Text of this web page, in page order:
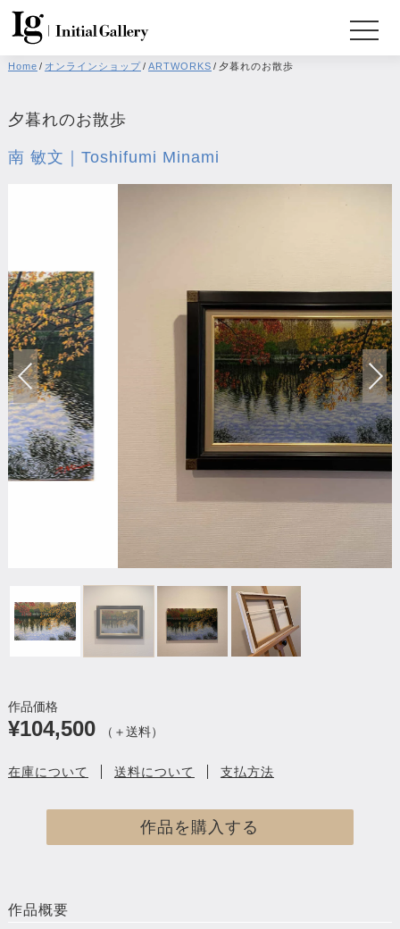
Home / オンラインショップ/ ARTWORKS / 夕暮れのお散歩
夕暮れのお散歩
南 敏文｜Toshifumi Minami
作品価格
¥104,500 （＋送料）
作品を購入する
在庫について 送料について 支払方法
作品概要